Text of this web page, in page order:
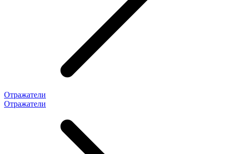
Отражатели
Отражатели